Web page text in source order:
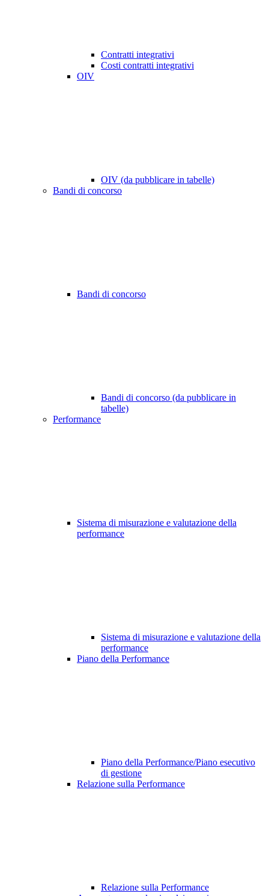
Contratti integrativi
Costi contratti integrativi
OIV
OIV (da pubblicare in tabelle)
Bandi di concorso
Bandi di concorso
Bandi di concorso (da pubblicare in
tabelle)
Performance
Sistema di misurazione e valutazione della
performance
Sistema di misurazione e valutazione della
performance
Piano della Performance
Piano della Performance/Piano esecutivo
di gestione
Relazione sulla Performance
Relazione sulla Performance